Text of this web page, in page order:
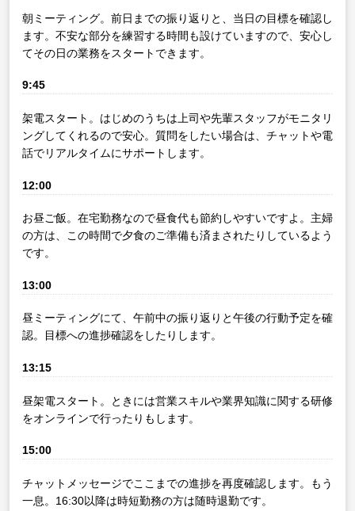
朝ミーティング。前日までの振り返りと、当日の目標を確認し
ます。不安な部分を練習する時間も設けていますので、安心し
てその日の業務をスタートできます。
9:45
架電スタート。はじめのうちは上司や先輩スタッフがモニタリ
ングしてくれるので安心。質問をしたい場合は、チャットや電
話でリアルタイムにサポートします。
12:00
お昼ご飯。在宅勤務なので昼食代も節約しやすいですよ。主婦
の方は、この時間で夕食のご準備も済まされたりしているよう
です。
13:00
昼ミーティングにて、午前中の振り返りと午後の行動予定を確
認。目標への進捗確認をしたりします。
13:15
昼架電スタート。ときには営業スキルや業界知識に関する研修
をオンラインで行ったりもします。
15:00
チャットメッセージでここまでの進捗を再度確認します。もう
一息。16:30以降は時短勤務の方は随時退勤です。